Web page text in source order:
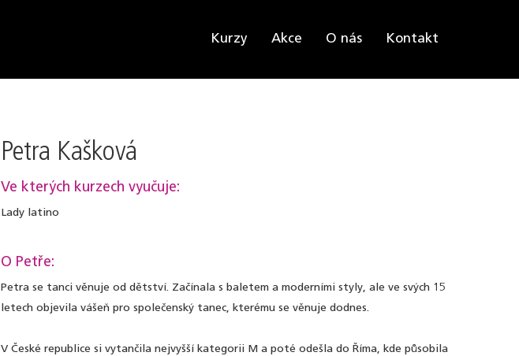
Kurzy Akce O nás Kontakt
Petra Kašková
Ve kterých kurzech vyučuje:
Lady latino
O Petře:
Petra se tanci věnuje od dětství. Začínala s baletem a moderními styly, ale ve svých 15
letech objevila vášeň pro společenský tanec, kterému se věnuje dodnes.
V České republice si vytančila nejvyšší kategorii M a poté odešla do Říma, kde působila